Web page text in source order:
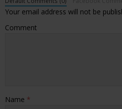
Your email address will not be
Comment
Name *